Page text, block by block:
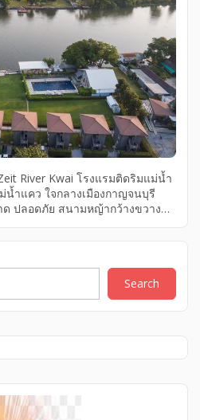
River Kwai โรงแรมติดริมแม่น้ำ
ำแคว ใจกลางเมืองกาญจนบุรี
ปลอดภัย สนามหญ้ากว้างขวาง
จกรรมทั้งทางบกและทางน้ำ
ที่สำคัญใกล้เคียง 1. ที่ทำการแขวง
สกายวอล์คเมืองกาญจนบุรี 3.
กาญจนบุรี 5. ทีเอ็มเค พาร์ค
Search